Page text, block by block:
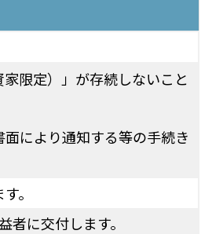
限定）」が存続しないこと
により通知する等の手続き
。
に交付します。